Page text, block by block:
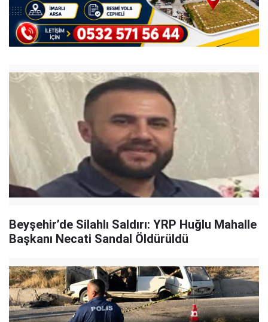
Beyşehir’de Silahlı Saldırı: YRP Huğlu Mahalle
Başkanı Necati Sandal Öldürüldü